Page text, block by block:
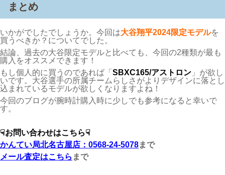
まとめ
いかがでしたでしょうか。今回は大谷翔平2024限定モデルを
買うべきか？についてでした。
結論、過去の大谷限定モデルと比べても、今回の2種類が最も
購入をオススメできます！
もし個人的に買うのであれば「 SBXC165/アストロン 」が欲し
いです。大谷選手の所属チームらしさがよりデザインに落とし
込まれているモデルが欲しくなりますよね！
今回のブログが腕時計購入時に少しでも参考になると幸いで
す。
☟お問い合わせはこちら☟
かんてい局北名古屋店：0568-24-5078まで
メール査定はこちら まで